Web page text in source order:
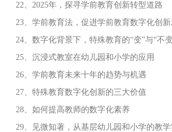
22、2025年，探寻学前教育创新转型道路
23、学前教育法，促进学前教育数字化创
24、数字化背景下，特殊教育的“变”与“不
25、沉浸式教室在幼儿园和小学的应用
26、学前教育未来十年的趋势与机遇
27、特殊教育数字化创新的三大价值
28、如何提高教师的数字化素养
29、见微知著，从基层幼儿园和小学的教